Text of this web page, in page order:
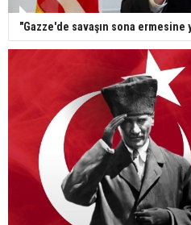
"Gazze'de savaşın sona